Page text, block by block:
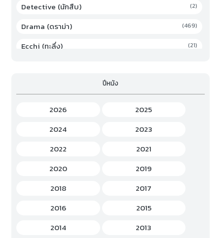
Detective (นักสืบ) (2)
Drama (ดราม่า) (469)
Ecchi (ทะลึ่ง) (21)
Horror (สยองขวัญ)
Idols Female (ไอดอล หญิง)
Idols Male (ไอดอล ชาย)
ปีหนัง
2026
2025
2024
2023
2022
2021
2020
2019
2018
2017
2016
2015
2014
2013